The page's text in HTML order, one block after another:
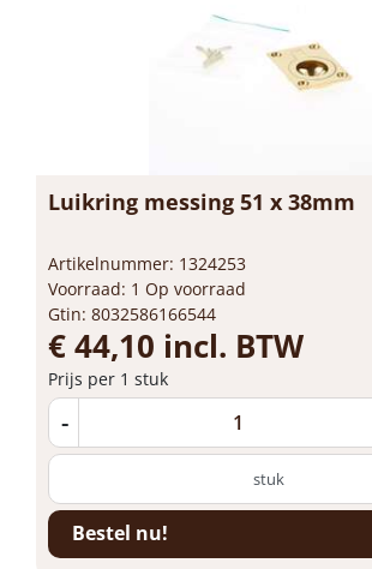
Luikring messing 51 x 38mm
Artikelnummer: 1324253
Voorraad: 1 Op voorraad
Gtin: 8032586166544
€ 44,10 incl. BTW
Prijs per 1 stuk
-
stuk
Bestel nu!